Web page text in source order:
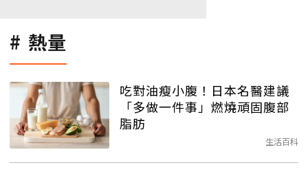
熱量
吃對油瘦小腹！日本名醫建議
「多做一件事」燃燒頑固腹部
脂肪
生活百科